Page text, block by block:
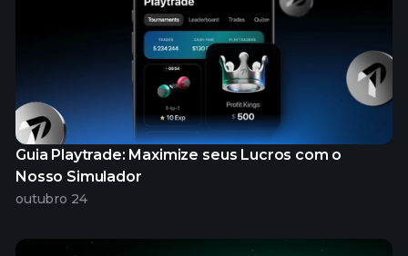
Guia Playtrade: Maximize seus Lucros com o
Nosso Simulador
outubro 24